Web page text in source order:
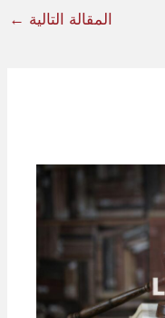
المقالة التالية ←